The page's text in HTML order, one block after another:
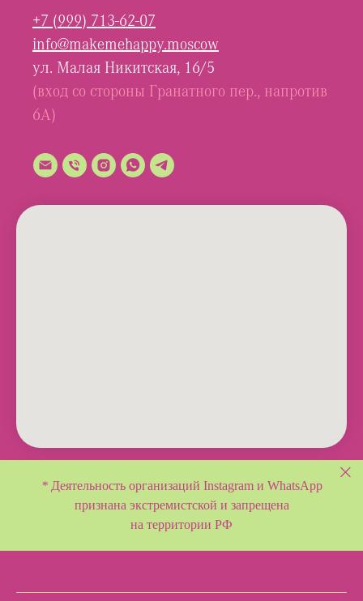
+7 (999) 713-62-07
info@makemehappy.moscow
ул. Малая Никитская, 16/5
(вход со стороны Гранатного пер., напротив
6А)
*Деятельность организаций Instagram и WhatsApp
признана экстремистской и запрещена
на территории РФ